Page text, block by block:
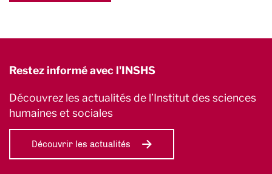
Restez informé avec l'INSHS
Découvrez les actualités de l’Institut des sciences
humaines et sociales
Découvrir les actualités